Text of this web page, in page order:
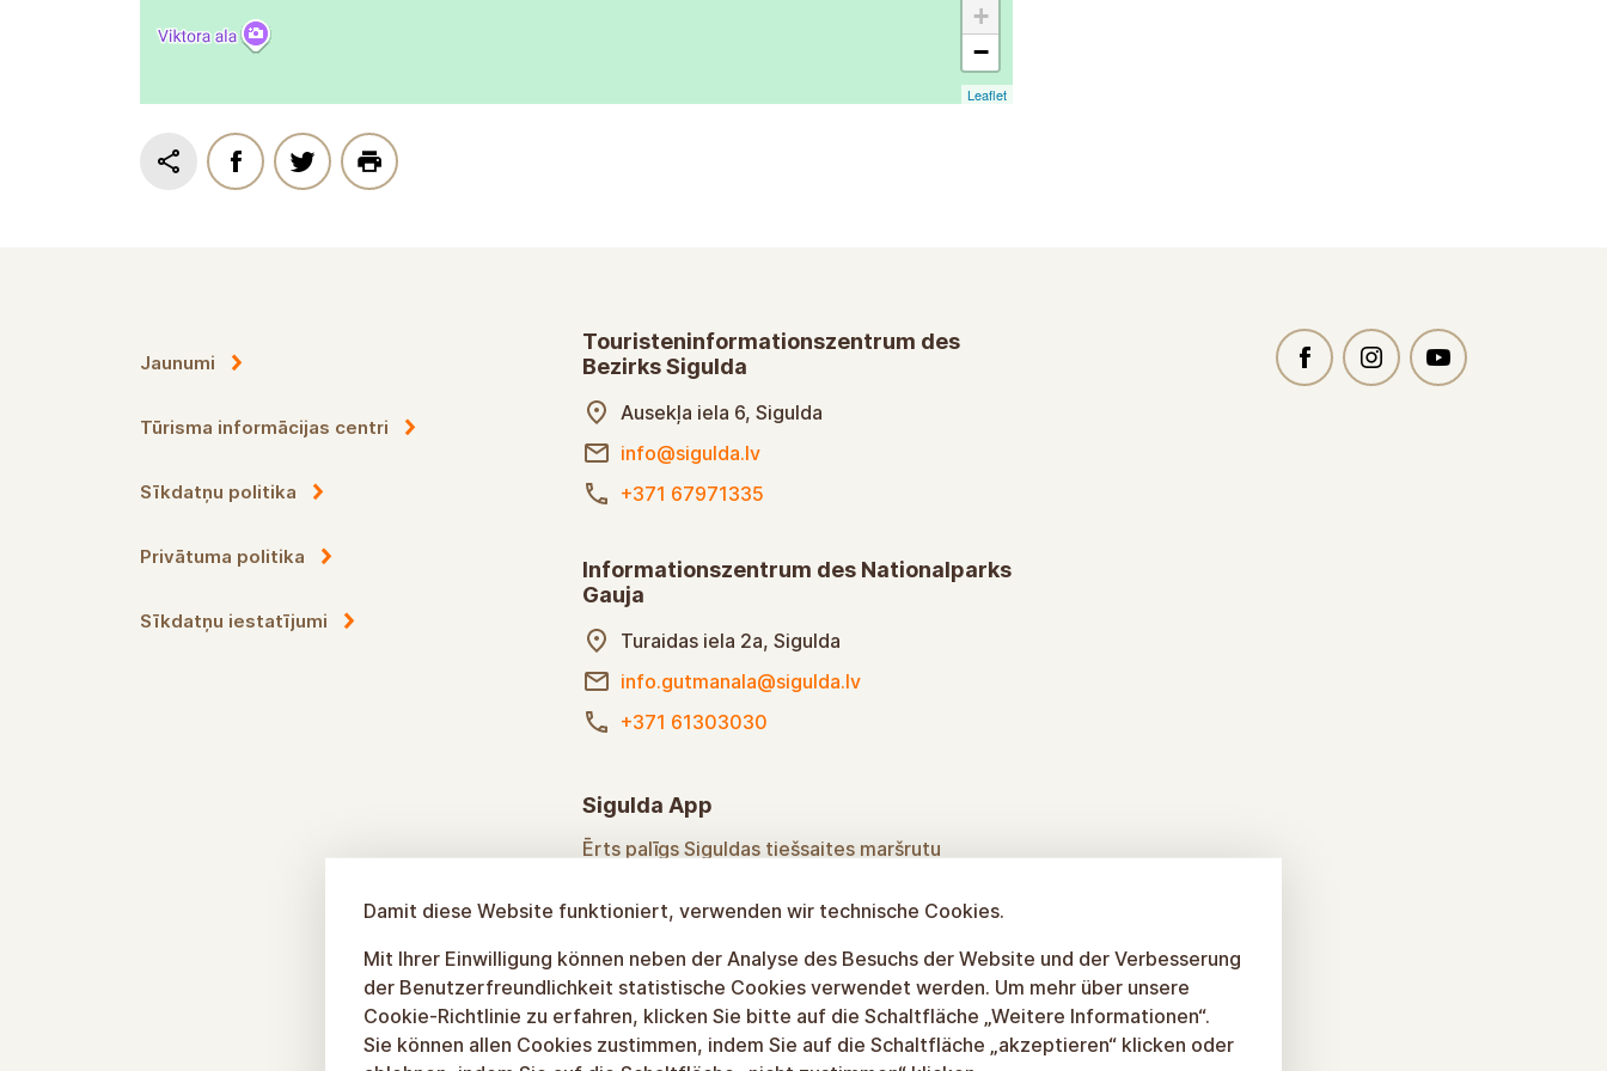
+
News
Touristeninformationszentren
Cookie-Richtlinie
Datenschutzrichtlinie
Touristeninformationszentrum des
Bezirks Sigulda
GIS-Straße 6, Sigulda
+371 67971335
Informationszentrum des Nationalparks
Gauja
Turaidas iela 2a, Sigulda
+371 61303030
Ērts palīgs Siguldas tiešsaites maršrutu
lietošanā
Damit diese Website funktioniert, verwenden wir technische Cookies.
Mit Ihrer Einwilligung können neben der Analyse des Besuchs der Website und der Verbesserung
der Benutzerfreundlichkeit statistische Cookies verwendet werden. Um mehr über unsere
Cookie-Richtlinie zu erfahren, klicken Sie bitte auf die Schaltfläche „Weitere Informationen“.
Sie können allen Cookies zustimmen, indem Sie auf die Schaltfläche „akzeptieren“ klicken oder